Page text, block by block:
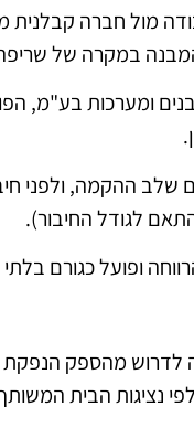
מול חברה
במקרה של
שלב ההקמה, ולפני
ופועל כגורם בלתי
מהספק הנפקת
נציגות הבית